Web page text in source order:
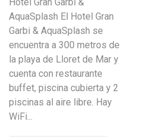
AquaSplash El Hotel Gran
Garbi & AquaSplash se
encuentra a 300 metros de
la playa de Lloret de Mar y
cuenta con restaurante
buffet, piscina cubierta y 2
piscinas al aire libre. Hay
WiFi...